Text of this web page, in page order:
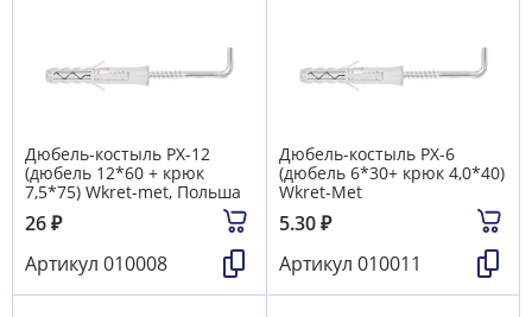
Дюбель-костыль РX-12
(дюбель 12*60 + крюк
7,5*75) Wkret-met, Польша
26₽
Артикул 010008
Дюбель-костыль РX-6
(дюбель 6*30+ крюк 4,0*40)
Wkret-Met
5.30₽
Артикул 010011